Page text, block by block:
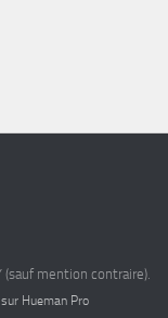
mention contraire).
Hueman Pro